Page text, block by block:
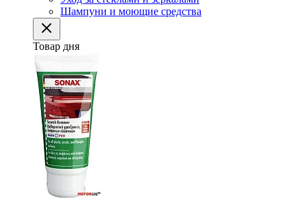
Шампуни и моющие средства
Товар дня